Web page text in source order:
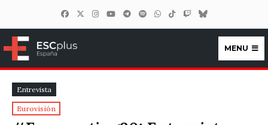
ESCplus España
MENU
Entrevista
Eurovisión